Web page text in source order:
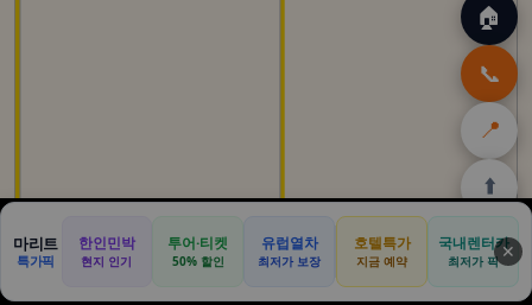
🏠
📞
📍
⬆️
🏠
홈
✈️ 🛡️
여행
🛒
테무
쿠폰
🎁
쿠팡
할인
마리트
특가픽
한인민박
현지 인기
투어·티켓
50% 할인
유럽열차
최저가 보장
호텔특가
지금 예약
국내렌터카
최저가 픽 ✕